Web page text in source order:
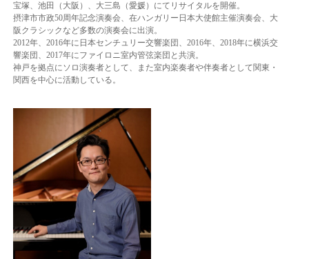
宝塚、池田（大阪）、大三島（愛媛）にてリサイタルを開催。
摂津市市政50周年記念演奏会、在ハンガリー日本大使館主催演奏会、大
阪クラシック など多数の演奏会に出演。
2012年、2016年に日本センチュリー交響楽団、2016年、2018年に横浜交
響楽団、2017年にファイロニ室内管弦楽団と共演。
神戸を拠点にソロ演奏者として、また室内楽奏者や伴奏者として関東・
関西を中心に活動している。